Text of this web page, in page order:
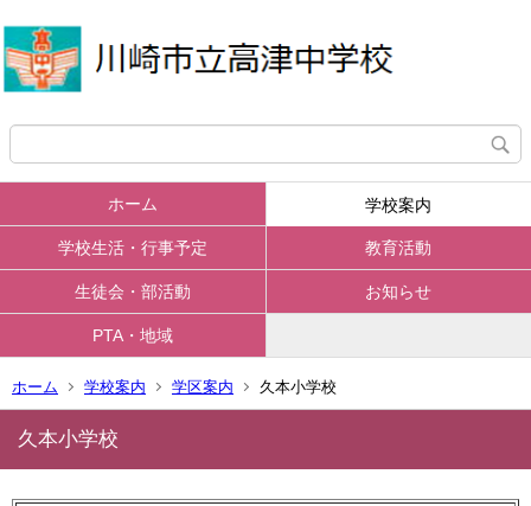
ホーム 学校案内
学校生活・行事予定 教育活動
生徒会・部活動 お知らせ
PTA・地域
ホーム 学校案内 学区案内 久本小学校
久本小学校